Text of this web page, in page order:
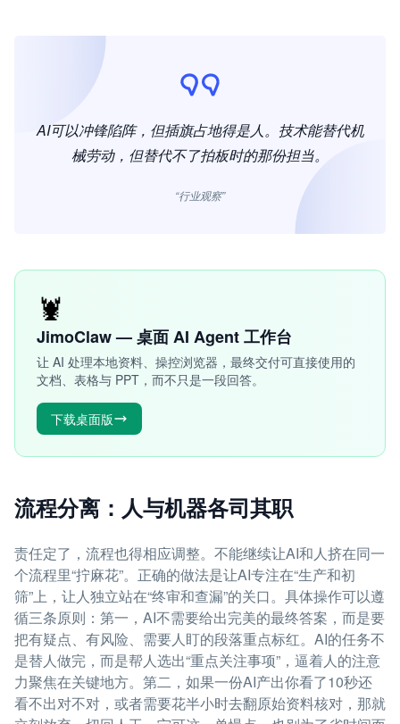
AI可以冲锋陷阵，但插旗占地得是人。技术能替代机
械劳动，但替代不了拍板时的那份担当。
“行业观察”
🦞
JimoClaw — 桌面 AI Agent 工作台
让 AI 处理本地资料、操控浏览器，最终交付可直接使用的
文档、表格与 PPT，而不只是一段回答。
下载桌面版
流程分离：人与机器各司其职
责任定了，流程也得相应调整。不能继续让AI和人挤在同一
个流程里“拧麻花”。正确的做法是让AI专注在“生产和初
筛”上，让人独立站在“终审和查漏”的关口。具体操作可以遵
循三条原则：第一，AI不需要给出完美的最终答案，而是要
把有疑点、有风险、需要人盯的段落重点标红。AI的任务不
是替人做完，而是帮人选出“重点关注事项”，逼着人的注意
力聚焦在关键地方。第二，如果一份AI产出你看了10秒还
看不出对不对，或者需要花半小时去翻原始资料核对，那就